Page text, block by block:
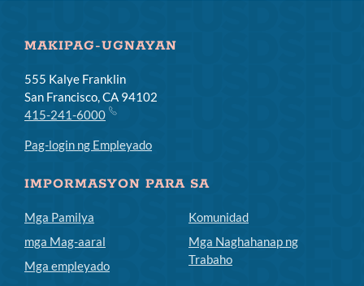
MAKIPAG-UGNAYAN
555 Kalye Franklin
San Francisco, CA 94102
415-241-6000
Pag-login ng Empleyado
IMPORMASYON PARA SA
Mga Pamilya
mga Mag-aaral
Mga empleyado
Komunidad
Mga Naghahanap ng
Trabaho